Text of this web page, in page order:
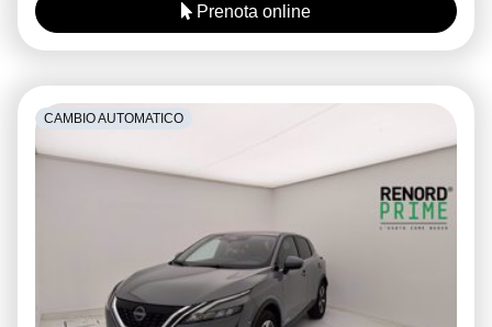
Prenota online
CAMBIO AUTOMATICO